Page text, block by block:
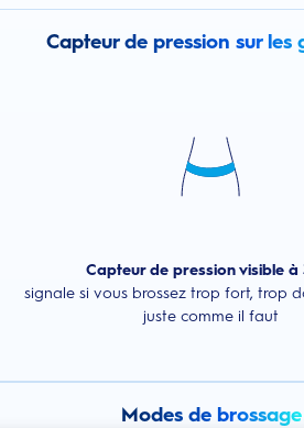
Capteur de pression sur les
Capteur de pression visible à
signale si vous brossez trop fort, trop
juste comme il faut
Modes de brossage